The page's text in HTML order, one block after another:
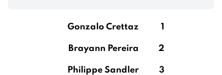
Gonzalo Crettaz 1
Brayann Pereira 2
Philippe Sandler 3